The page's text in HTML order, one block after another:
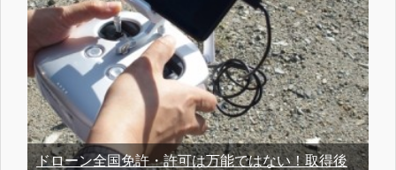
ドローン全国免許・許可は万能ではない！取得後